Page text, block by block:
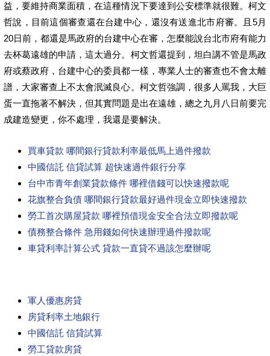
益，要維持商業面積，在這種情況下要達到公安標準就很難。柯文
哲說，目前這個審查還在台建中心，還沒有送進北市府審。且5月
20日前，都還是馬政府的台建中心在審，怎麼能說台北市府有能力
去杯葛遠雄的申請，這太過分。柯文哲還提到，坦白講不管是馬政
府或蔡政府，台建中心的委員都一樣，專業人士的審查也不會太離
譜，大家審查上不太會泯滅良心。柯文哲強調，很多人罵我，大巨
蛋一直拖著不解決，但其實問題是出在遠雄，總之九月八日前要完
成建造變更，你不處理，我還是要解決。
買車貸款 哪間銀行貸款利率最低馬上過件撥款
中國信託 信貸試算 超快速過件銀行分享
台中市青年創業貸款條件 哪裡借錢可以快速撥款呢
花旗整合負債 哪間銀行貸款最好過件現金立即快速撥款
勞工首次購屋貸款 哪裡預借現金安全合法立即撥款呢
債務整合條件 急用錢如何快速辦理過件撥款呢
車貸利率計算公式 貸款一直貸不過該怎麼辦呢
軍人優惠房貸
房貸利率土地銀行
中國信託 信貸試算
勞工貸款房貸